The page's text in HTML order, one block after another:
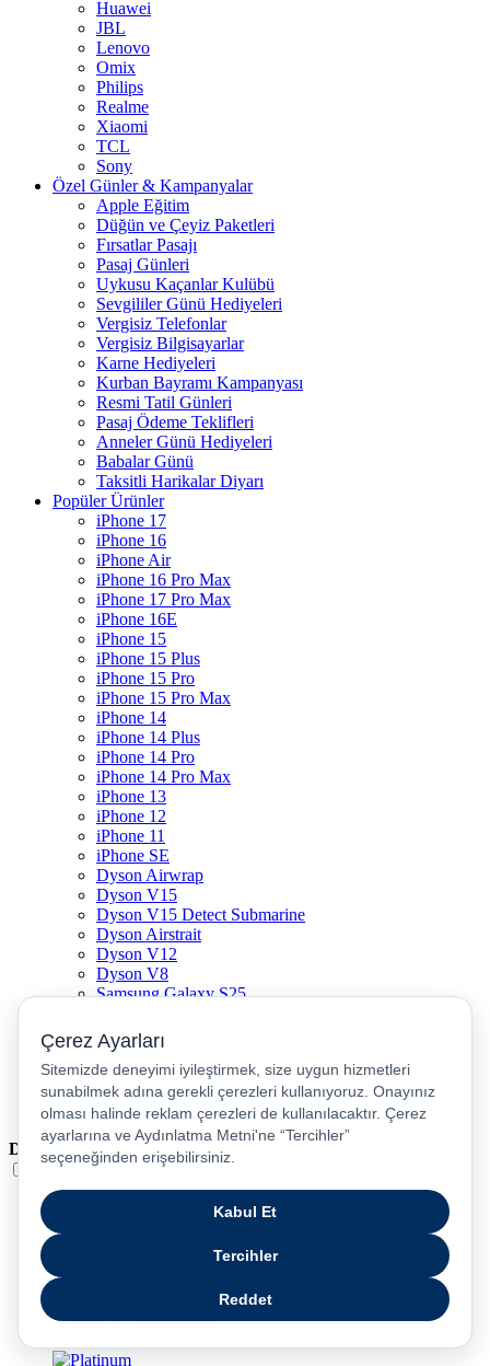
Huawei
JBL
Lenovo
Omix
Philips
Realme
Xiaomi
TCL
Sony
Özel Günler & Kampanyalar
Apple Eğitim
Düğün ve Çeyiz Paketleri
Fırsatlar Pasajı
Pasaj Günleri
Uykusu Kaçanlar Kulübü
Sevgililer Günü Hediyeleri
Vergisiz Telefonlar
Vergisiz Bilgisayarlar
Karne Hediyeleri
Kurban Bayramı Kampanyası
Resmi Tatil Günleri
Pasaj Ödeme Teklifleri
Anneler Günü Hediyeleri
Babalar Günü
Taksitli Harikalar Diyarı
Popüler Ürünler
iPhone 17
iPhone 16
iPhone Air
iPhone 16 Pro Max
iPhone 17 Pro Max
iPhone 16E
iPhone 15
iPhone 15 Plus
iPhone 15 Pro
iPhone 15 Pro Max
iPhone 14
iPhone 14 Plus
iPhone 14 Pro
iPhone 14 Pro Max
iPhone 13
iPhone 12
iPhone 11
iPhone SE
Dyson Airwrap
Dyson V15
Dyson V15 Detect Submarine
Dyson Airstrait
Dyson V12
Dyson V8
Samsung Galaxy S25
PS5 / Playstation 5
PS4 / Playstation 4
Nintendo Switch
Xbox Series S
Xbox Series X
Dil
Türkçe
عربى